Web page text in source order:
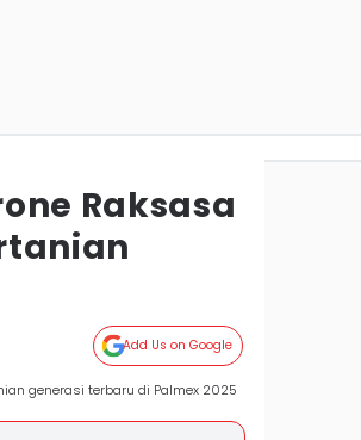
Raksasa
Add Us on Google
generasi terbaru di Palmex 2025